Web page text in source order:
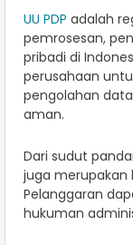
UU PDP adalah
pemrosesan,
pribadi di
perusahaan
pengolahan
aman.
Dari sudut
juga merupakan
Pelanggaran
hukuman